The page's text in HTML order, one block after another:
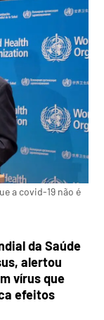
a covid-19 não é
da Saúde
alertou
vírus que
efeitos